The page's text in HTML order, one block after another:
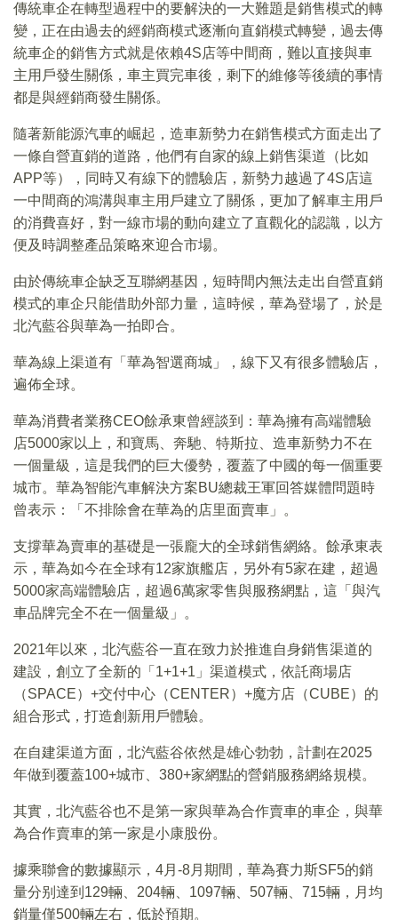
傳統車企在轉型過程中的要解決的一大難題是銷售模式的轉
變，正在由過去的經銷商模式逐漸向直銷模式轉變，過去傳
統車企的銷售方式就是依賴4S店等中間商，難以直接與車
主用戶發生關係，車主買完車後，剩下的維修等後續的事情
都是與經銷商發生關係。
隨著新能源汽車的崛起，造車新勢力在銷售模式方面走出了
一條自營直銷的道路，他們有自家的線上銷售渠道（比如
APP等），同時又有線下的體驗店，新勢力越過了4S店這
一中間商的鴻溝與車主用戶建立了關係，更加了解車主用戶
的消費喜好，對一線市場的動向建立了直觀化的認識，以方
便及時調整產品策略來迎合市場。
由於傳統車企缺乏互聯網基因，短時間内無法走出自營直銷
模式的車企只能借助外部力量，這時候，華為登場了，於是
北汽藍谷與華為一拍即合。
華為線上渠道有「華為智選商城」，線下又有很多體驗店，
遍佈全球。
華為消費者業務CEO餘承東曾經談到：華為擁有高端體驗
店5000家以上，和寶馬、奔馳、特斯拉、造車新勢力不在
一個量級，這是我們的巨大優勢，覆蓋了中國的每一個重要
城市。華為智能汽車解決方案BU總裁王軍回答媒體問題時
曾表示：「不排除會在華為的店里面賣車」。
支撐華為賣車的基礎是一張龐大的全球銷售網絡。餘承東表
示，華為如今在全球有12家旗艦店，另外有5家在建，超過
5000家高端體驗店，超過6萬家零售與服務網點，這「與汽
車品牌完全不在一個量級」。
2021年以來，北汽藍谷一直在致力於推進自身銷售渠道的
建設，創立了全新的「1+1+1」渠道模式，依託商場店
（SPACE）+交付中心（CENTER）+魔方店（CUBE）的
組合形式，打造創新用戶體驗。
在自建渠道方面，北汽藍谷依然是雄心勃勃，計劃在2025
年做到覆蓋100+城市、380+家網點的營銷服務網絡規模。
其實，北汽藍谷也不是第一家與華為合作賣車的車企，與華
為合作賣車的第一家是小康股份。
據乘聯會的數據顯示，4月-8月期間，華為賽力斯SF5的銷
量分别達到129輛、204輛、1097輛、507輛、715輛，月均
銷量僅500輛左右，低於預期。